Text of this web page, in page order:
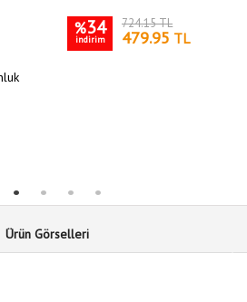
%34
indirim
724.15 TL
479.95 TL
Ürün Görselleri